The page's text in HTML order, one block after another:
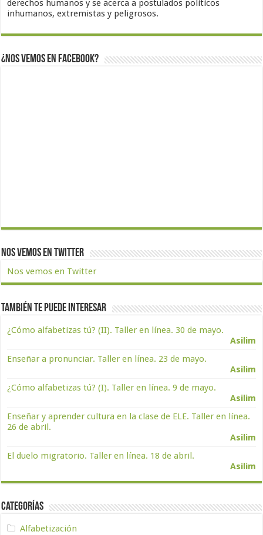
derechos humanos y se acerca a postulados políticos
inhumanos, extremistas y peligrosos.
¿Nos vemos en Facebook?
Nos vemos en Twitter
Nos vemos en Twitter
También te puede interesar
¿Cómo alfabetizas tú? (II). Taller en línea. 30 de mayo.
Asilim
Enseñar a pronunciar. Taller en línea. 23 de mayo.
Asilim
¿Cómo alfabetizas tú? (I). Taller en línea. 9 de mayo.
Asilim
Enseñar y aprender cultura en la clase de ELE. Taller en línea.
26 de abril.
Asilim
El duelo migratorio. Taller en línea. 18 de abril.
Asilim
Categorías
Alfabetización